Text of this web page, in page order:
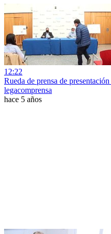
12:22
Rueda de prensa de
legacomprensa
hace 5 años